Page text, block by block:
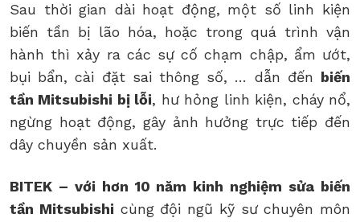
Sau thời gian dài hoạt động, một số linh kiện
biến tần bị lão hóa, hoặc trong quá trình vận
hành thì xảy ra các sự cố chạm chập, ẩm ướt,
bụi bẩn, cài đặt sai thông số, … dẫn đến biến
tần Mitsubishi bị lỗi, hư hỏng linh kiện, cháy nổ,
ngừng hoạt động, gây ảnh hưởng trực tiếp đến
dây chuyền sản xuất.
BITEK – với hơn 10 năm kinh nghiệm sửa biến
tần Mitsubishi cùng đội ngũ kỹ sư chuyên môn